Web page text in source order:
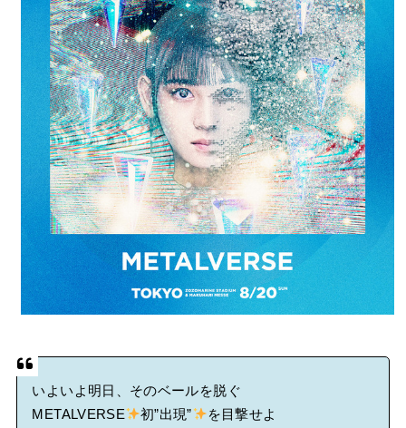
タワーレコード新宿店にてBABYMETALのパネル展が開催中
Powered by livedoor 相互RSS
いよいよ明日、そのベールを脱ぐ
METALVERSE
初”出現” を目撃せよ